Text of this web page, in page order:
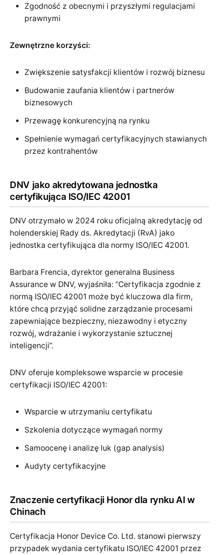
Zgodność z obecnymi i przyszłymi regulacjami
prawnymi
Zewnętrzne korzyści:
Zwiększenie satysfakcji klientów i rozwój biznesu
Budowanie zaufania klientów i partnerów
biznesowych
Przewagę konkurencyjną na rynku
Spełnienie wymagań certyfikacyjnych stawianych
przez kontrahentów
DNV jako akredytowana jednostka
certyfikująca ISO/IEC 42001
DNV otrzymało w 2024 roku oficjalną akredytację od
holenderskiej Rady ds. Akredytacji (RvA) jako
jednostka certyfikująca dla normy ISO/IEC 42001.
Barbara Frencia, dyrektor generalna Business
Assurance w DNV, wyjaśniła: “Certyfikacja zgodnie z
normą ISO/IEC 42001 może być kluczowa dla firm,
które chcą przyjąć solidne zarządzanie procesami
zapewniające bezpieczny, niezawodny i etyczny
rozwój, wdrażanie i wykorzystanie sztucznej
inteligencji”.
DNV oferuje kompleksowe wsparcie w procesie
certyfikacji ISO/IEC 42001:
Wsparcie w utrzymaniu certyfikatu
Szkolenia dotyczące wymagań normy
Samoocenę i analizę luk (gap analysis)
Audyty certyfikacyjne
Znaczenie certyfikacji Honor dla rynku AI w
Chinach
Certyfikacja Honor Device Co. Ltd. stanowi pierwszy
przypadek wydania certyfikatu ISO/IEC 42001 przez